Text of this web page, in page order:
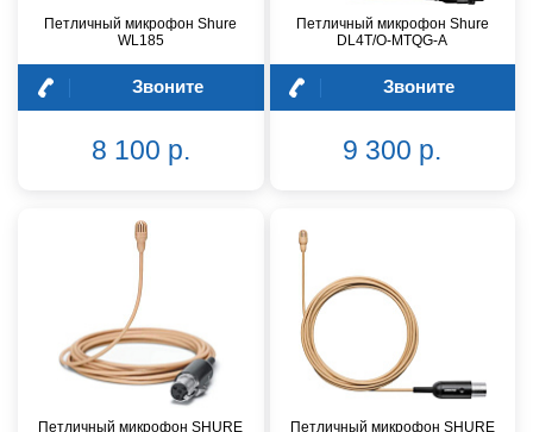
Петличный микрофон Shure
WL185
Звоните
8 100 р.
Петличный микрофон Shure
DL4T/O-MTQG-A
Звоните
9 300 р.
Петличный микрофон SHURE
Петличный микрофон SHURE